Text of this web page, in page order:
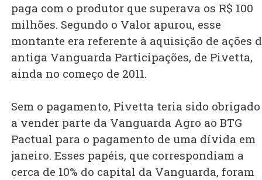
paga com o produtor que superava os R$ 100
milhões. Segundo o Valor apurou, esse
montante era referente à aquisição de ações
antiga Vanguarda Participações, de Pivetta,
ainda no começo de 2011.
Sem o pagamento, Pivetta teria sido obrigado
a vender parte da Vanguarda Agro ao BTG
Pactual para o pagamento de uma dívida em
janeiro. Esses papéis, que correspondiam a
cerca de 10% do capital da Vanguarda, foram